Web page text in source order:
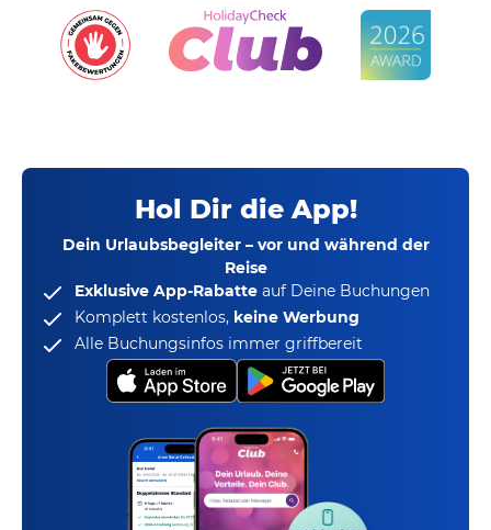
Hol Dir die App!
Dein Urlaubsbegleiter – vor und während der
Reise
Exklusive App-Rabatte auf Deine Buchungen
Komplett kostenlos, keine Werbung
Alle Buchungsinfos immer griffbereit